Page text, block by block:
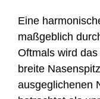
Eine
maßgeblich
Oftmals wird
breite
ausgeglichenen